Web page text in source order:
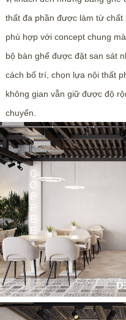
thất đa phần được làm từ
phù hợp với concept chung
bộ bàn ghế được đặt san sát
cách bố trí, chọn lựa nội thất
không gian vẫn giữ được độ
chuyển.